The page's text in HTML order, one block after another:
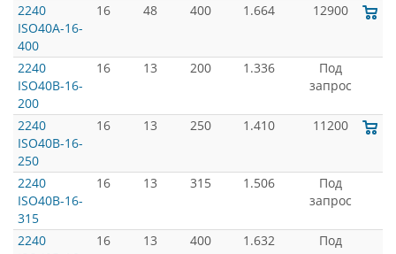
2240
ISO40A-16-
400
16 48 400 1.664 12900
2240
ISO40B-16-
200
16 13 200 1.336
Под
запрос
2240
ISO40B-16-
250
16 13 250 1.410 11200
2240
ISO40B-16-
315
16 13 315 1.506
Под
запрос
2240
16 13 400 1.632
Под